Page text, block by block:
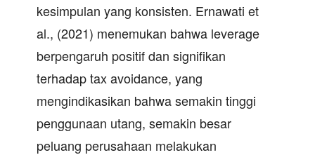
kesimpulan yang konsisten. Ernawati et
al., (2021) menemukan bahwa leverage
berpengaruh positif dan signifikan
terhadap tax avoidance, yang
mengindikasikan bahwa semakin tinggi
penggunaan utang, semakin besar
peluang perusahaan melakukan